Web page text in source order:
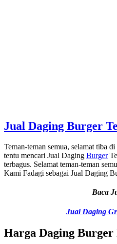
Jual Daging Burger
Teman-teman semua, selamat tiba
tentu mencari Jual Daging Burger
terbagus. Selamat teman-teman
Kami Fadagi sebagai Jual Daging
Baca
Jual Daging
Harga Daging Burger